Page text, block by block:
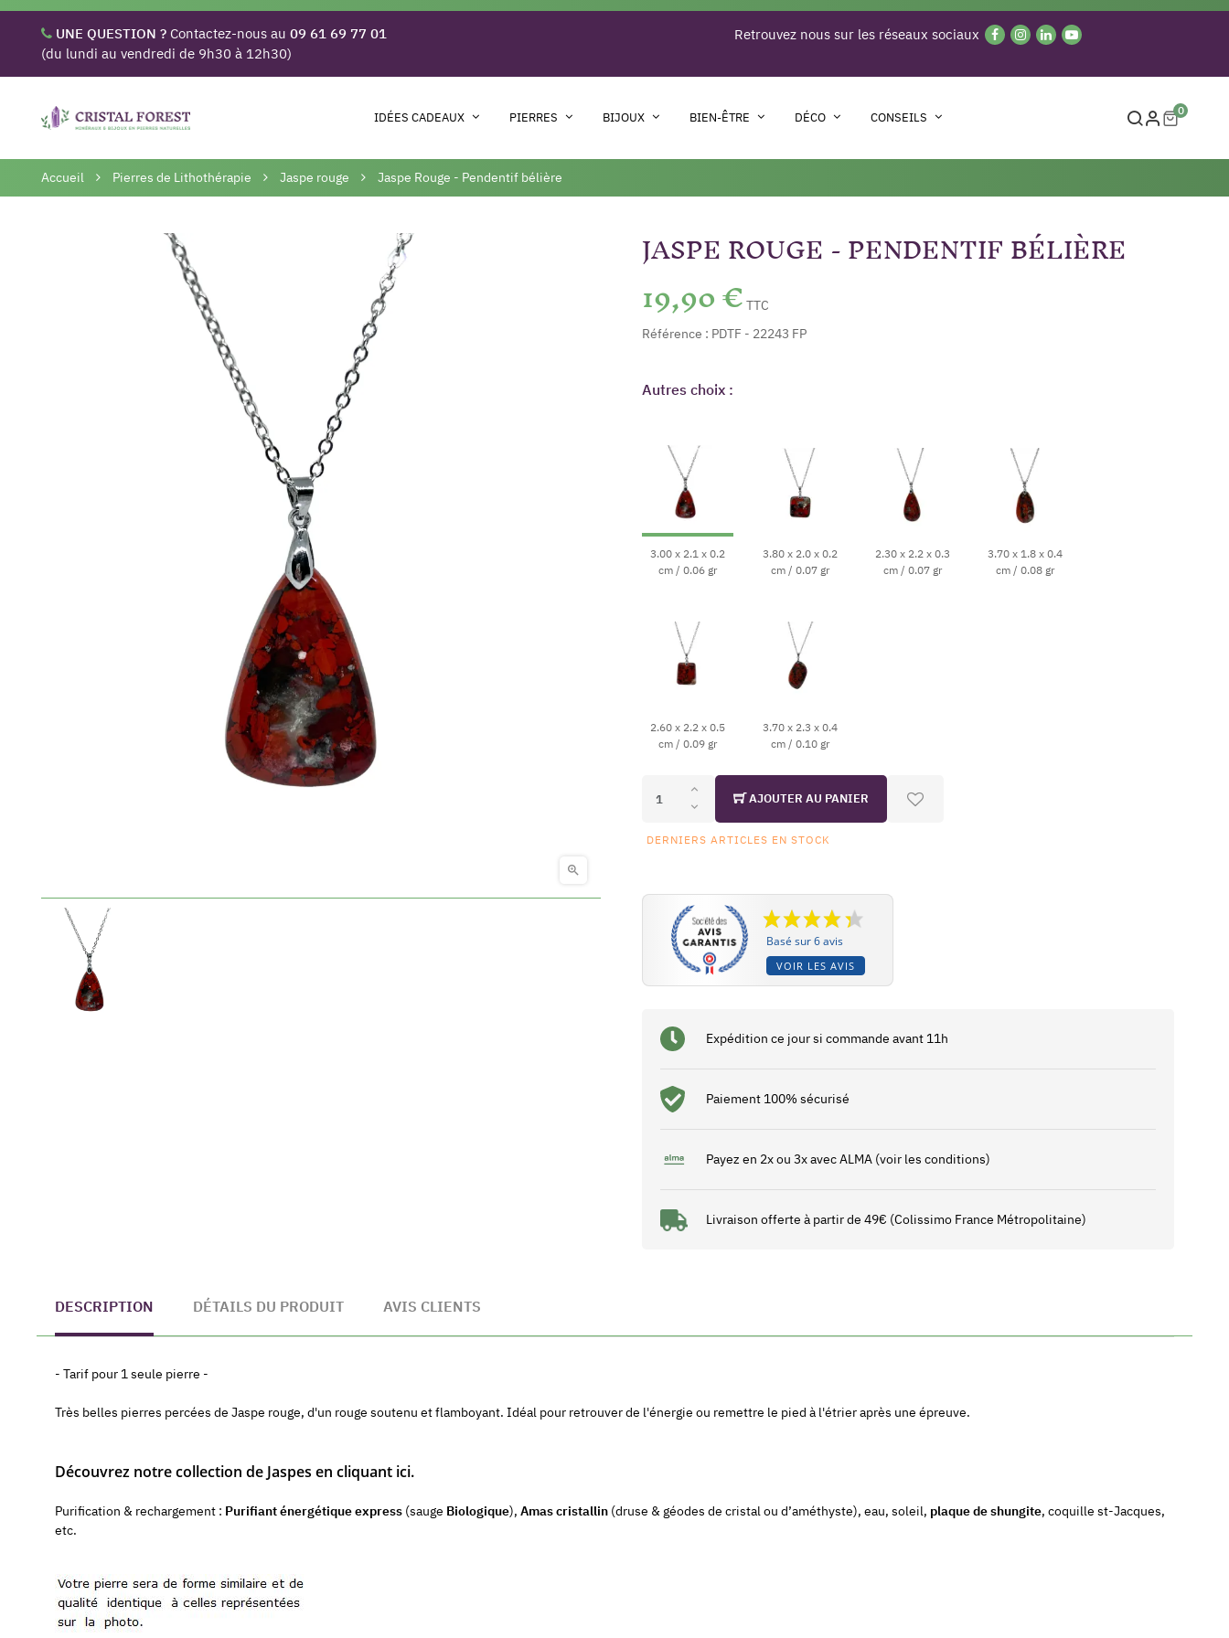
UNE QUESTION ? Contactez-nous au 09 61 69 77 01
(du lundi au vendredi de 9h30 à 12h30)
Retrouvez nous sur les réseaux sociaux
IDÉES CADEAUX PIERRES BIJOUX BIEN-ÊTRE DÉCO CONSEILS 0
Accueil Pierres de Lithothérapie Jaspe rouge Jaspe Rouge - Pendentif bélière

JASPE ROUGE - PENDENTIF BÉLIÈRE
19,90 € TTC
Référence : PDTF - 22243 FP
Autres choix :
3.00 x 2.1 x 0.2
cm / 0.06 gr
3.80 x 2.0 x 0.2
cm / 0.07 gr
2.30 x 2.2 x 0.3
cm / 0.07 gr
3.70 x 1.8 x 0.4
cm / 0.08 gr
2.60 x 2.2 x 0.5
cm / 0.09 gr
3.70 x 2.3 x 0.4
cm / 0.10 gr
AJOUTER AU PANIER
DERNIERS ARTICLES EN STOCK
Basé sur 6 avis
VOIR LES AVIS
Expédition ce jour si commande avant 11h
Paiement 100% sécurisé
Payez en 2x ou 3x avec ALMA (voir les conditions)
Livraison offerte à partir de 49€ (Colissimo France Métropolitaine)
DESCRIPTION DÉTAILS DU PRODUIT AVIS CLIENTS
- Tarif pour 1 seule pierre -
Très belles pierres percées de Jaspe rouge, d'un rouge soutenu et flamboyant. Idéal pour retrouver de l'énergie ou remettre le pied à l'étrier après une épreuve.
Découvrez notre collection de Jaspes en cliquant ici.
Purification & rechargement : Purifiant énergétique express (sauge Biologique), Amas cristallin (druse & géodes de cristal ou d’améthyste), eau, soleil, plaque de shungite, coquille st-Jacques,
etc.